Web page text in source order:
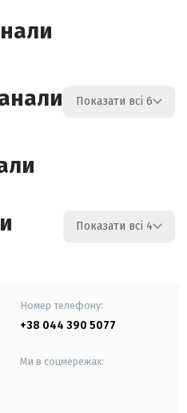
Показати всі 6
Показати всі 4
Номер телефону:
+38 044 390 5077
Ми в соцмережах: